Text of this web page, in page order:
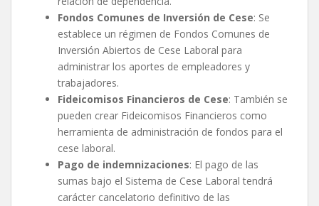
Fondos Comunes de Inversión de Cese: Se
establece un régimen de Fondos Comunes de
Inversión Abiertos de Cese Laboral para
administrar los aportes de empleadores y
trabajadores.
Fideicomisos Financieros de Cese: También se
pueden crear Fideicomisos Financieros como
herramienta de administración de fondos para el
cese laboral.
Pago de indemnizaciones: El pago de las
sumas bajo el Sistema de Cese Laboral tendrá
carácter cancelatorio definitivo de las